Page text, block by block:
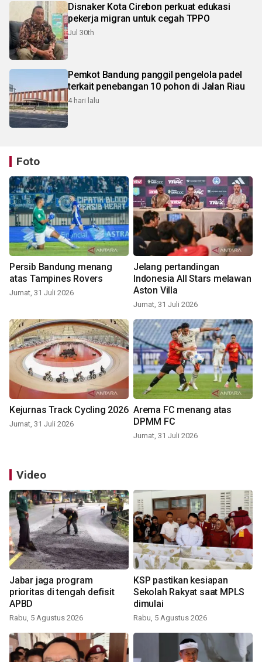
Disnaker Kota Cirebon perkuat edukasi
pekerja migran untuk cegah TPPO
Jul 30th
Pemkot Bandung panggil pengelola padel
terkait penebangan 10 pohon di Jalan Riau
4 hari lalu
Foto
Persib Bandung menang
atas Tampines Rovers
Jumat, 31 Juli 2026
Jelang pertandingan
Indonesia All Stars melawan
Aston Villa
Jumat, 31 Juli 2026
Kejurnas Track Cycling 2026
Jumat, 31 Juli 2026
Arema FC menang atas
DPMM FC
Jumat, 31 Juli 2026
Video
Jabar jaga program
prioritas di tengah defisit
APBD
Rabu, 5 Agustus 2026
KSP pastikan kesiapan
Sekolah Rakyat saat MPLS
dimulai
Rabu, 5 Agustus 2026